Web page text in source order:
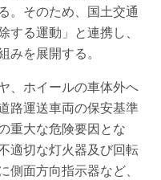
。そのため、国土交通
る運動」と連携し、
みを展開する。
、ホイールの車体外へ
路運送車両の保安基準
重大な危険要因とな
適切な灯火器及び回転
面方向指示器など、